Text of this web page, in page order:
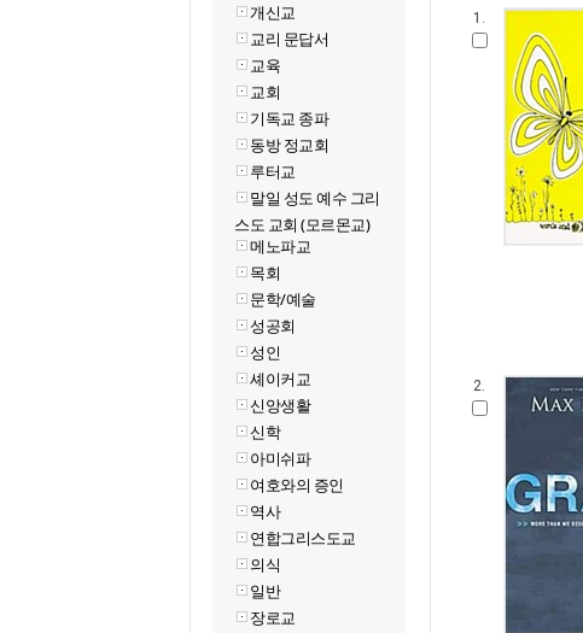
개신교
교리 문답서
교육
교회
기독교 종파
동방 정교회
루터교
말일 성도 예수 그리
스도 교회 (모르몬교)
메노파교
목회
문학/예술
성공회
성인
셰이커교
신앙생활
신학
아미쉬파
여호와의 증인
역사
연합그리스도교
의식
일반
장로교
1.
2.